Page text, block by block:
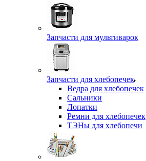
Запчасти для мультиварок
Запчасти для хлебопечек
Ведра для хлебопечек
Сальники
Лопатки
Ремни для хлебопечек
ТЭНы для хлебопечи